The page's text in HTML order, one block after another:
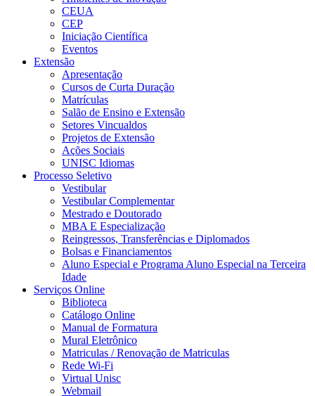
CEUA
CEP
Iniciação Científica
Eventos
Extensão
Apresentação
Cursos de Curta Duração
Matrículas
Salão de Ensino e Extensão
Setores Vincualdos
Projetos de Extensão
Ações Sociais
UNISC Idiomas
Processo Seletivo
Vestibular
Vestibular Complementar
Mestrado e Doutorado
MBA E Especialização
Reingressos, Transferências e Diplomados
Bolsas e Financiamentos
Aluno Especial e Programa Aluno Especial na Terceira
Idade
Serviços Online
Biblioteca
Catálogo Online
Manual de Formatura
Mural Eletrônico
Matriculas / Renovação de Matriculas
Rede Wi-Fi
Virtual Unisc
Webmail